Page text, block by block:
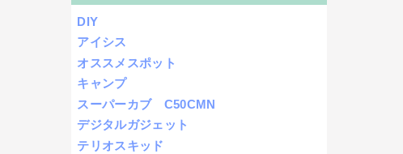
DIY
アイシス
オススメスポット
キャンプ
スーパーカブ C50CMN
デジタルガジェット
テリオスキッド